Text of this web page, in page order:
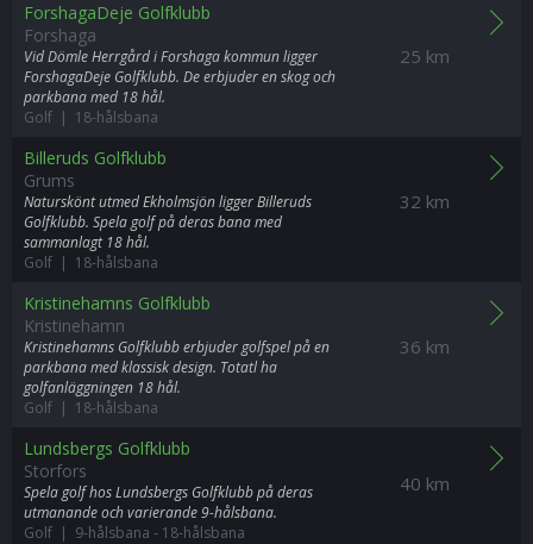
25 km
ForshagaDeje Golfklubb
Forshaga
Vid Dömle Herrgård i Forshaga kommun ligger
ForshagaDeje Golfklubb. De erbjuder en skog och
parkbana med 18 hål.
Golf | 18-hålsbana
32 km
Billeruds Golfklubb
Grums
Naturskönt utmed Ekholmsjön ligger Billeruds
Golfklubb. Spela golf på deras bana med
sammanlagt 18 hål.
Golf | 18-hålsbana
36 km
Kristinehamns Golfklubb
Kristinehamn
Kristinehamns Golfklubb erbjuder golfspel på en
parkbana med klassisk design. Totatl ha
golfanläggningen 18 hål.
Golf | 18-hålsbana
40 km
Lundsbergs Golfklubb
Storfors
Spela golf hos Lundsbergs Golfklubb på deras
utmanande och varierande 9-hålsbana.
Golf | 9-hålsbana - 18-hålsbana